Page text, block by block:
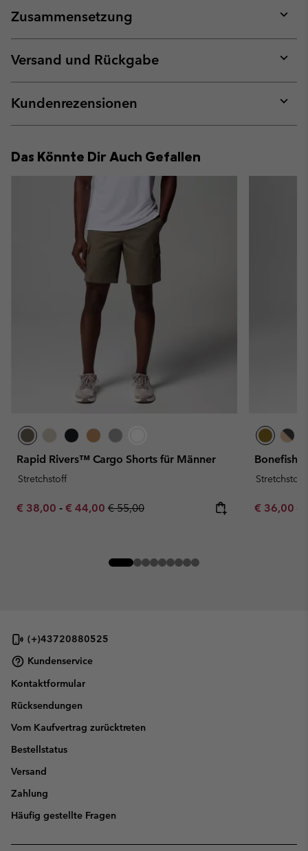
Zusammensetzung
or
Versand und Rückgabe
or
Kundenrezensionen
or
Das Könnte Dir Auch Gefallen
Rapid Rivers™ Cargo Shorts für Männer
Stretchstoff
Minimum sale price:
€ 38,00 - Maximum sale price:
€ 44,00 Regular price:
€ 55,00
Bonefish
Stretchstoff
Sale price:
€ 36,00€
(+)43720880525
Kundenservice
Kontaktformular
Rücksendungen
Vom Kaufvertrag zurücktreten
Bestellstatus
Versand
Zahlung
Häufig gestellte Fragen